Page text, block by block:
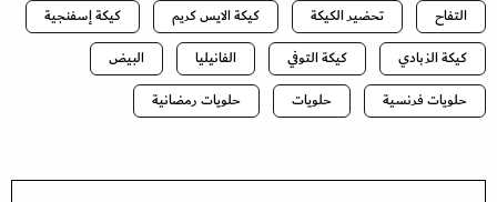
التفاح
تحضير الكيكة كيكة الايس كريم
كيكة إسفنجية
كيكة الزبادي
كيكة التوفي الفانيليا
البيض
حلويات فرنسية
حلويات حلويات رمضانية